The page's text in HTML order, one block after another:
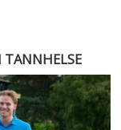
TANNHELSE